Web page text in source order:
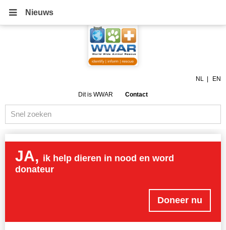
Nieuws
NL EN
Dit is WWAR Contact
JA, ik help dieren in nood en word
donateur
Doneer nu